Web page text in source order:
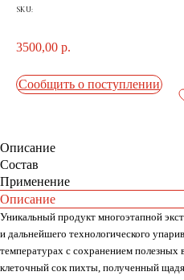
SKU:
3500,00 р.
Сообщить о поступлении
Описание
Состав
Применение
Описание
Уникальный продукт многоэтапной
и дальнейшего технологического
температурах с сохранением
клеточный сок пихты, полученный